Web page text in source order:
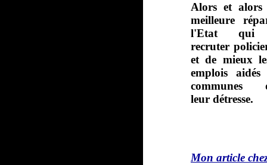
Alors et alors
meilleure
l'Etat qui
recruter
et de mieux
emplois
leur détresse.
Mon article